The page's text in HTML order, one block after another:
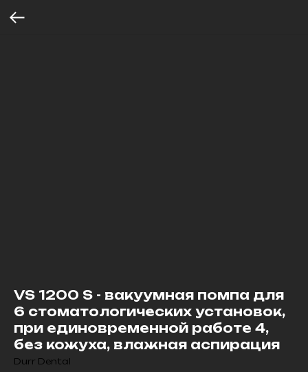
VS 1200 S - вакуумная помпа для
6 стоматологических установок,
при единовременной работе 4,
без кожуха, влажная аспирация
Durr Dental